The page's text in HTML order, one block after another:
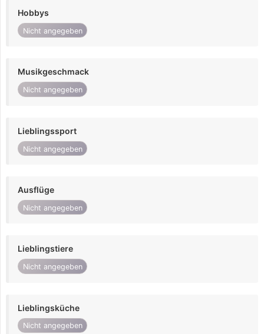
Hobbys
Nicht angegeben
Musikgeschmack
Nicht angegeben
Lieblingssport
Nicht angegeben
Ausflüge
Nicht angegeben
Lieblingstiere
Nicht angegeben
Lieblingsküche
Nicht angegeben